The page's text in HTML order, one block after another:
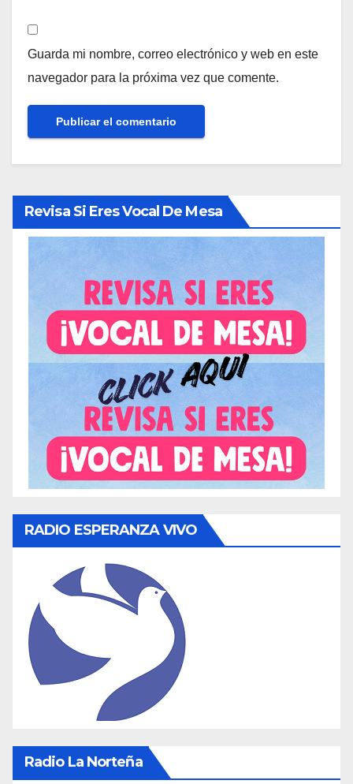
Guarda mi nombre, correo electrónico y web en este
navegador para la próxima vez que comente.
Revisa Si Eres Vocal De Mesa
RADIO ESPERANZA VIVO
Radio La Norteña